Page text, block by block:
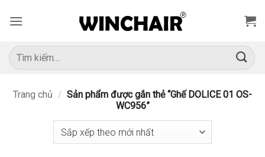
qua
dung
Tìm
kiếm:
Trang chủ / Sản phẩm được gắn thẻ “Ghế DOLICE 01 OS-
WC956”